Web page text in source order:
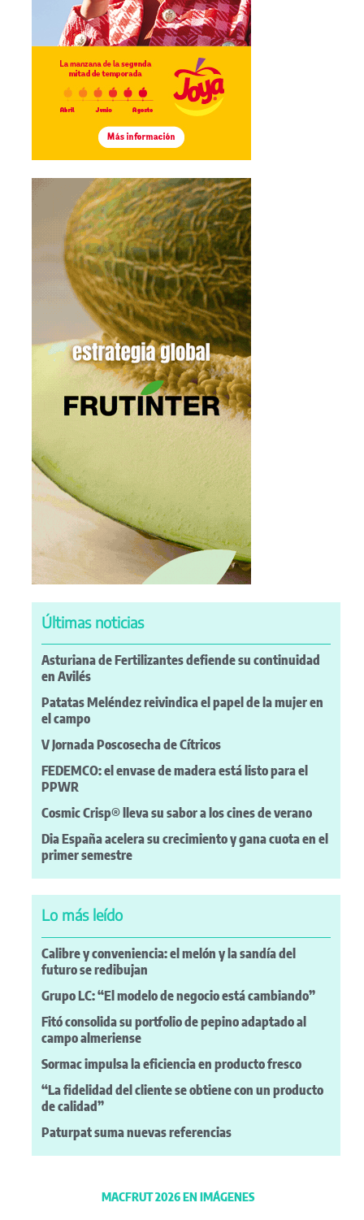
Últimas noticias
Asturiana de Fertilizantes defiende su continuidad
en Avilés
Patatas Meléndez reivindica el papel de la mujer en
el campo
V Jornada Poscosecha de Cítricos
FEDEMCO: el envase de madera está listo para el
PPWR
Cosmic Crisp® lleva su sabor a los cines de verano
Dia España acelera su crecimiento y gana cuota en el
primer semestre
Lo más leído
Calibre y conveniencia: el melón y la sandía del
futuro se redibujan
Grupo LC: “El modelo de negocio está cambiando”
Fitó consolida su portfolio de pepino adaptado al
campo almeriense
Sormac impulsa la eficiencia en producto fresco
“La fidelidad del cliente se obtiene con un producto
de calidad”
Paturpat suma nuevas referencias
MACFRUT 2026 EN IMÁGENES